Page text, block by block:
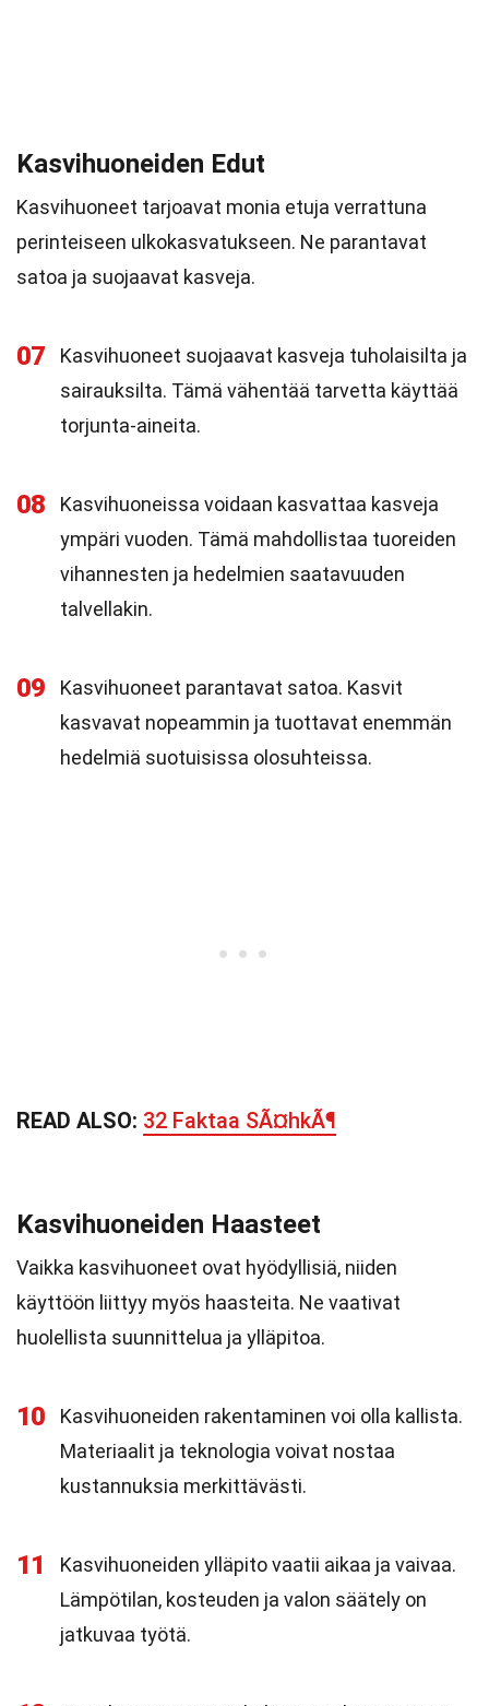
Kasvihuoneiden Edut
Kasvihuoneet tarjoavat monia etuja verrattuna
perinteiseen ulkokasvatukseen. Ne parantavat
satoa ja suojaavat kasveja.
07
Kasvihuoneet suojaavat kasveja tuholaisilta ja
sairauksilta. Tämä vähentää tarvetta käyttää
torjunta-aineita.
08
Kasvihuoneissa voidaan kasvattaa kasveja
ympäri vuoden. Tämä mahdollistaa tuoreiden
vihannesten ja hedelmien saatavuuden
talvellakin.
09
Kasvihuoneet parantavat satoa. Kasvit
kasvavat nopeammin ja tuottavat enemmän
hedelmiä suotuisissa olosuhteissa.
READ ALSO: 32 Faktaa SÃ¤hkÃ¶
Kasvihuoneiden Haasteet
Vaikka kasvihuoneet ovat hyödyllisiä, niiden
käyttöön liittyy myös haasteita. Ne vaativat
huolellista suunnittelua ja ylläpitoa.
10
Kasvihuoneiden rakentaminen voi olla kallista.
Materiaalit ja teknologia voivat nostaa
kustannuksia merkittävästi.
11
Kasvihuoneiden ylläpito vaatii aikaa ja vaivaa.
Lämpötilan, kosteuden ja valon säätely on
jatkuvaa työtä.